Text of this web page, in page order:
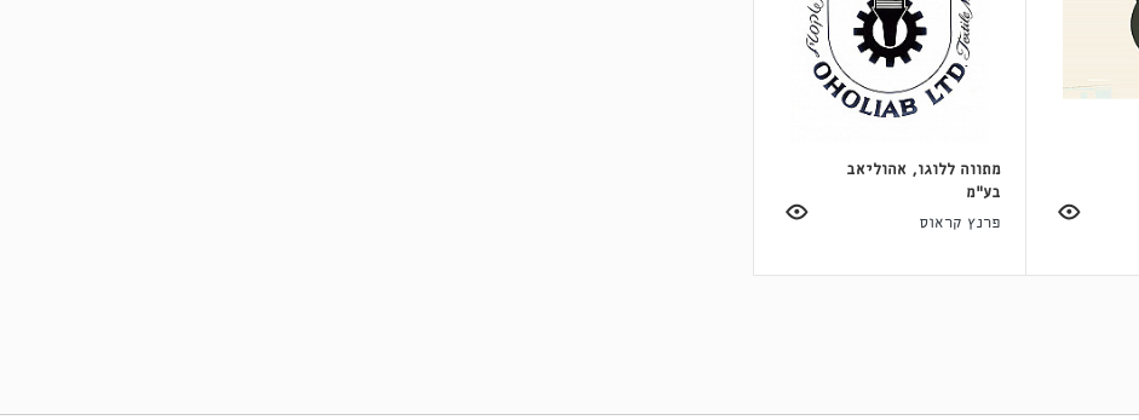
מתווה ללוגו, אהוליאב
בע"מ
פרנץ קראוס